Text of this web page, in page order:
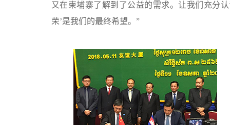
又在柬埔寨了解到了公益的需求。让我们充分
荣’是我们的最终希望。”